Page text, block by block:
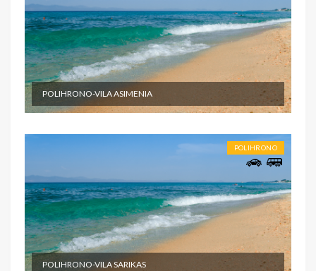
POLIHRONO-VILA ASIMENIA
POLIHRONO
POLIHRONO-VILA SARIKAS